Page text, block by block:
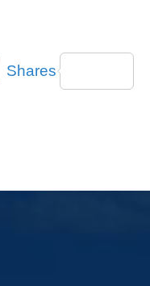
LinkedIn
Shares